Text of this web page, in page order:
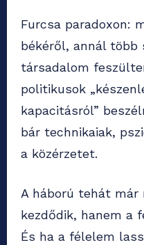
Furcsa paradoxon:
békéről, annál több
társadalom
politikusok
kapacitásról”
bár technikaiak,
a közérzetet.
A háború tehát már
kezdődik, hanem a
És ha a félelem